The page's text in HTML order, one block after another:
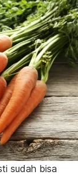
sudah bisa